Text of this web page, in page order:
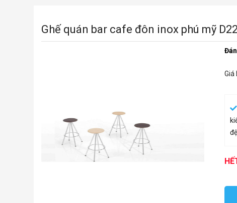
Ghế quán bar cafe đôn inox phú mỹ D22
Giá